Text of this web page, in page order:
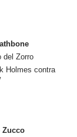
del Zorro
Holmes contra
Zucco